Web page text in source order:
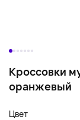
Кроссовки
оранжевый
Цвет